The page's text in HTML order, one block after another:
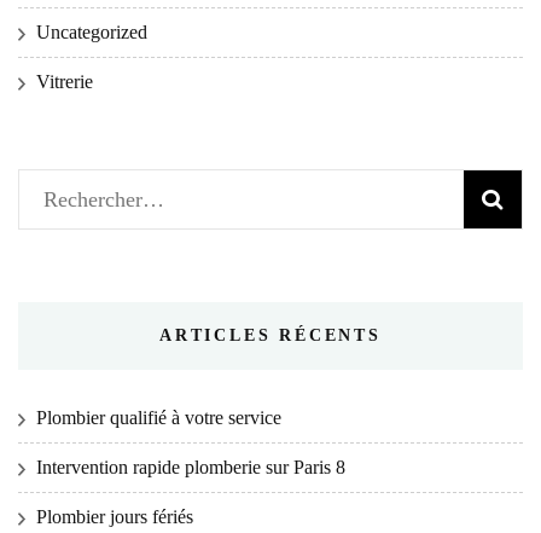
Uncategorized
Vitrerie
Rechercher :
ARTICLES RÉCENTS
Plombier qualifié à votre service
Intervention rapide plomberie sur Paris 8
Plombier jours fériés